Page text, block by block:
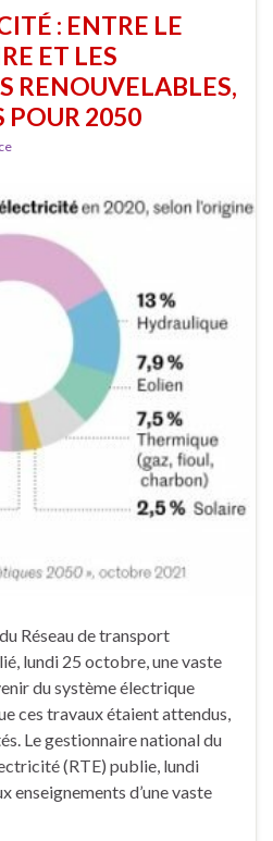
: ENTRE LE
ET LES
RENOUVELABLES,
POUR 2050
Réseau de transport
lundi 25 octobre, une vaste
du système électrique
ces travaux étaient attendus,
Le gestionnaire national du
(RTE) publie, lundi
enseignements d’une vaste